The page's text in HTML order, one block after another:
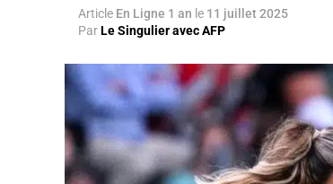
Article En Ligne 1 an le 11 juillet 2025
ParLe Singulier avec AFP